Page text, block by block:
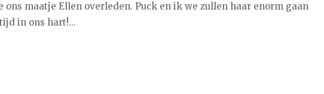
ons maatje Ellen overleden. Puck en ik we zullen haar enorm gaan
in ons hart!...